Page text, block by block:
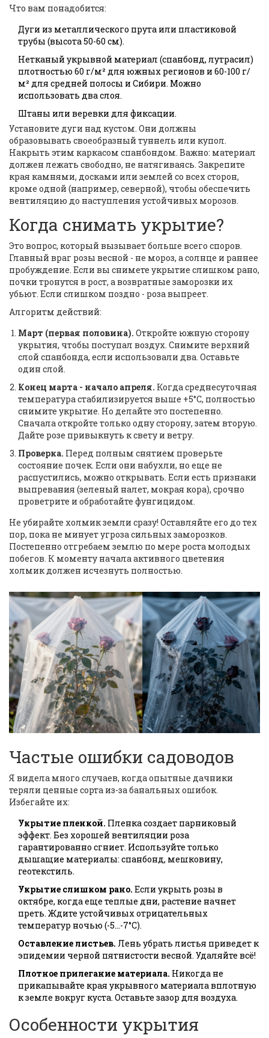
Что вам понадобится:
Дуги из металлического прута или пластиковой
трубы (высота 50-60 см).
Нетканый укрывной материал (спанбонд, лутрасил)
плотностью 60 г/м² для южных регионов и 60-100 г/
м² для средней полосы и Сибири. Можно
использовать два слоя.
Штаны или веревки для фиксации.
Установите дуги над кустом. Они должны
образовывать своеобразный туннель или купол.
Накрыть этим каркасом спанбондом. Важно: материал
должен лежать свободно, не натягиваясь. Закрепите
края камнями, досками или землей со всех сторон,
кроме одной (например, северной), чтобы обеспечить
вентиляцию до наступления устойчивых морозов.
Когда снимать укрытие?
Это вопрос, который вызывает больше всего споров.
Главный враг розы весной - не мороз, а солнце и раннее
пробуждение. Если вы снимете укрытие слишком рано,
почки тронутся в рост, а возвратные заморозки их
убьют. Если слишком поздно - роза выпреет.
Алгоритм действий:
Март (первая половина). Откройте южную сторону
укрытия, чтобы поступал воздух. Снимите верхний
слой спанбонда, если использовали два. Оставьте
один слой.
Конец марта - начало апреля. Когда среднесуточная
температура стабилизируется выше +5°C, полностью
снимите укрытие. Но делайте это постепенно.
Сначала откройте только одну сторону, затем вторую.
Дайте розе привыкнуть к свету и ветру.
Проверка. Перед полным снятием проверьте
состояние почек. Если они набухли, но еще не
распустились, можно открывать. Если есть признаки
выпревания (зеленый налет, мокрая кора), срочно
проветрите и обработайте фунгицидом.
Не убирайте холмик земли сразу! Оставляйте его до тех
пор, пока не минует угроза сильных заморозков.
Постепенно отгребаем землю по мере роста молодых
побегов. К моменту начала активного цветения
холмик должен исчезнуть полностью.
Частые ошибки садоводов
Я видела много случаев, когда опытные дачники
теряли ценные сорта из-за банальных ошибок.
Избегайте их:
Укрытие пленкой. Пленка создает парниковый
эффект. Без хорошей вентиляции роза
гарантированно сгниет. Используйте только
дышащие материалы: спанбонд, мешковину,
геотекстиль.
Укрытие слишком рано. Если укрыть розы в
октябре, когда еще теплые дни, растение начнет
преть. Ждите устойчивых отрицательных
температур ночью (-5...-7°C).
Оставление листьев. Лень убрать листья приведет к
эпидемии черной пятнистости весной. Удаляйте всё!
Плотное прилегание материала. Никогда не
прикапывайте края укрывного материала вплотную
к земле вокруг куста. Оставьте зазор для воздуха.
Особенности укрытия